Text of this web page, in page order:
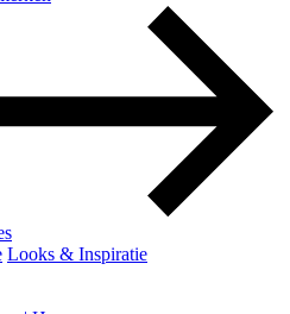
Looks & Inspiratie